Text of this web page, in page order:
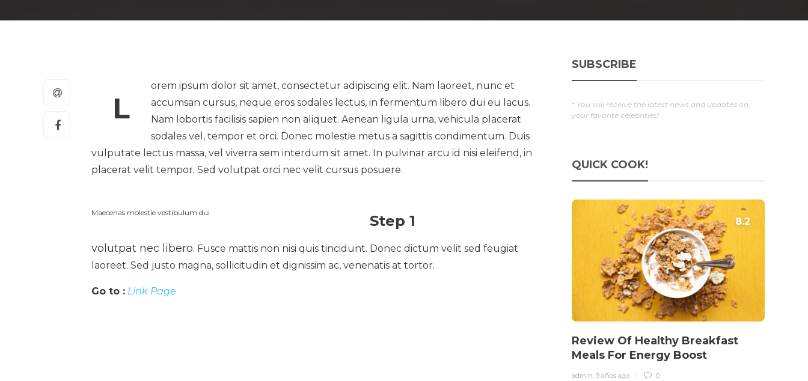
L
orem ipsum dolor sit amet, consectetur adipiscing elit. Nam laoreet, nunc et
accumsan cursus, neque eros sodales lectus, in fermentum libero dui eu lacus.
Nam lobortis facilisis sapien non aliquet. Aenean ligula urna, vehicula placerat
sodales vel, tempor et orci. Donec molestie metus a sagittis condimentum. Duis
vulputate lectus massa, vel viverra sem interdum sit amet. In pulvinar arcu id nisi eleifend, in
placerat velit tempor. Sed volutpat orci nec velit cursus posuere.
Maecenas molestie vestibulum dui Step 1
volutpat nec libero. Fusce mattis non nisi quis tincidunt. Donec dictum velit sed feugiat
laoreet. Sed justo magna, sollicitudin et dignissim ac, venenatis at tortor.
Go to : Link Page
SUBSCRIBE
* You will receive the latest news and updates on
your favorite celebrities!
QUICK COOK!
Review Of Healthy Breakfast
Meals For Energy Boost
admin ,9 años ago 0